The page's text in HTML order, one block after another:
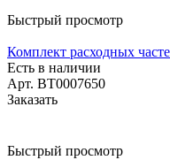
Быстрый просмотр
Комплект расходных
Есть в наличии
Арт. BT0007650
Заказать
Быстрый просмотр